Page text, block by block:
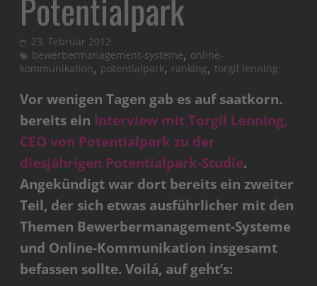
Potentialpark
23. Februar 2012
bewerbermanagement-systeme, online-
kommunikation, potentialpark, ranking,torgil lenning
Vor wenigen Tagen gab es auf saatkorn.
bereits ein Interview mit Torgil Lenning,
CEO von Potentialpark zu der
diesjährigen Potentialpark-Studie.
Angekündigt war dort bereits ein zweiter
Teil, der sich etwas ausführlicher mit den
Themen Bewerbermanagement-Systeme
und Online-Kommunikation insgesamt
befassen sollte. Voilá, auf geht’s: